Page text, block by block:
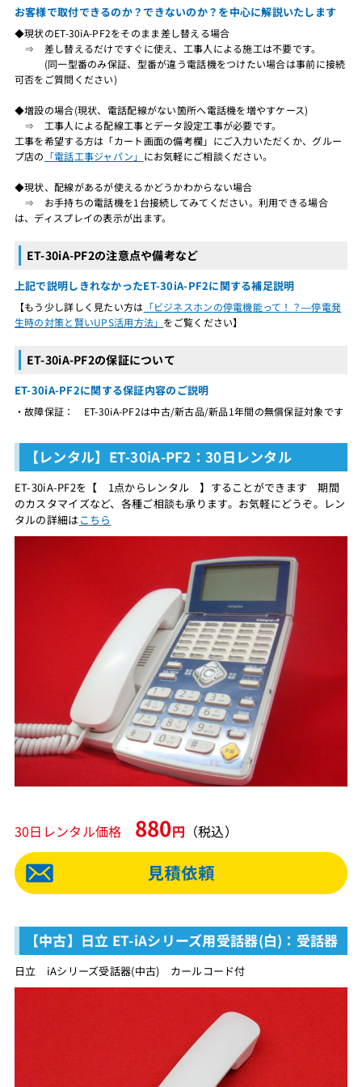
お客様で取付できるのか？できないのか？を中心に解説いたします
◆現状のET-30iA-PF2をそのまま差し替える場合
⇒ 差し替えるだけですぐに使え、工事人による施工は不要です。
(同一型番のみ保証、型番が違う電話機をつけたい場合は事前に接続
可否をご質問ください)
◆増設の場合(現状、電話配線がない箇所へ電話機を増やすケース)
⇒ 工事人による配線工事とデータ設定工事が必要です。
工事を希望する方は「カート画面の備考欄」にご入力いただくか、グルー
プ店の 「電話工事ジャパン」 にお気軽にご相談ください。
◆現状、配線があるが使えるかどうかわからない場合
⇒ お手持ちの電話機を1台接続してみてください。利用できる場合
は、ディスプレイの表示が出ます。
ET-30iA-PF2の注意点や備考など
上記で説明しきれなかったET-30iA-PF2に関する補足説明
【もう少し詳しく見たい方は 「ビジネスホンの停電機能って！？―停電発
生時の対策と賢いUPS活用方法」 をご覧ください】
ET-30iA-PF2の保証について
ET-30iA-PF2に関する保証内容のご説明
・故障保証： ET-30iA-PF2は中古/新古品/新品1年間の無償保証対象です
【レンタル】ET-30iA-PF2：30日レンタル
ET-30iA-PF2を【 1点からレンタル 】することができます 期間
のカスタマイズなど、各種ご相談も承ります。お気軽にどうぞ。レン
タルの詳細はこちら
30日レンタル価格 880円 （税込）
【中古】日立 ET-iAシリーズ用受話器(白)：受話器
日立 iAシリーズ受話器(中古) カールコード付